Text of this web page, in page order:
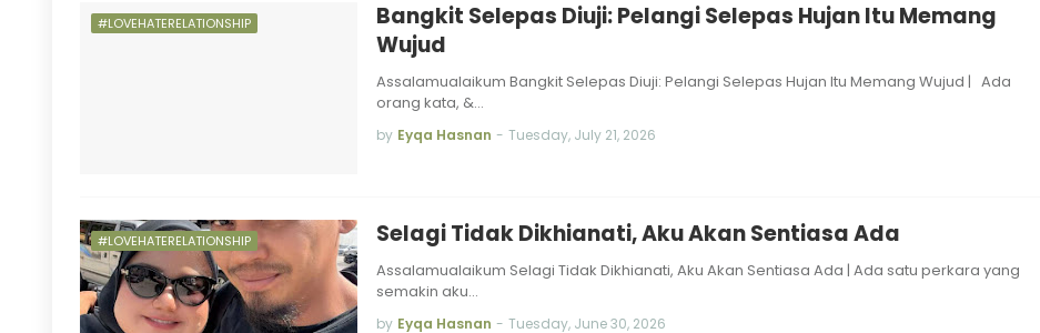
#LOVEHATERELATIONSHIP
Bangkit Selepas Diuji: Pelangi Selepas Hujan Itu Memang
Wujud
Assalamualaikum Bangkit Selepas Diuji: Pelangi Selepas Hujan Itu Memang Wujud | Ada
orang kata, &…
by Eyqa Hasnan - Tuesday, July 21, 2026
#LOVEHATERELATIONSHIP Selagi Tidak Dikhianati, Aku Akan Sentiasa Ada
Assalamualaikum Selagi Tidak Dikhianati, Aku Akan Sentiasa Ada | Ada satu perkara yang
semakin aku…
by Eyqa Hasnan - Tuesday, June 30, 2026